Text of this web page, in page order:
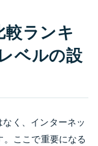
較ランキ
ベルの設
く、インターネッ
。ここで重要になる